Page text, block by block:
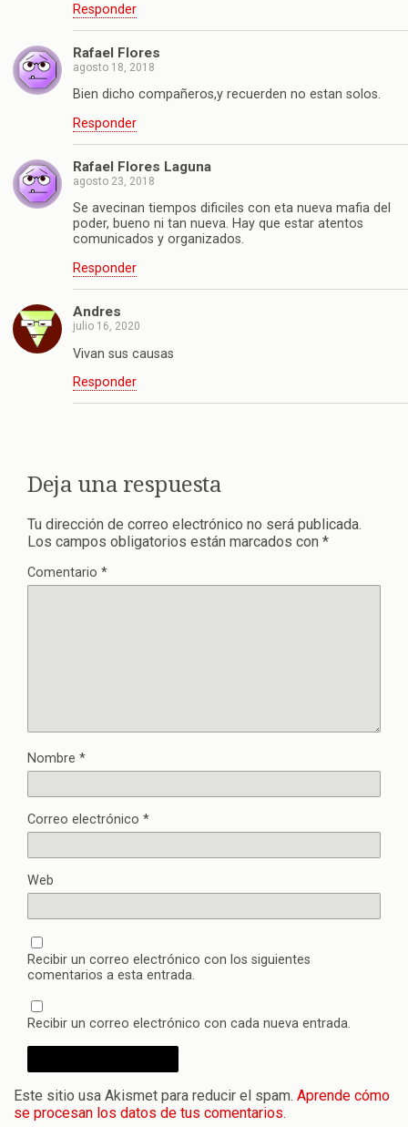
Responder
Rafael Flores
agosto 18, 2018
Bien dicho compañeros,y recuerden no estan solos.
Responder
Rafael Flores Laguna
agosto 23, 2018
Se avecinan tiempos dificiles con eta nueva mafia del
poder, bueno ni tan nueva. Hay que estar atentos
comunicados y organizados.
Responder
Andres
julio 16, 2020
Vivan sus causas
Responder
Deja una respuesta
Tu dirección de correo electrónico no será publicada.
Los campos obligatorios están marcados con *
Comentario *
Nombre *
Correo electrónico *
Web
Recibir un correo electrónico con los siguientes
comentarios a esta entrada.
Recibir un correo electrónico con cada nueva entrada.
Este sitio usa Akismet para reducir el spam. Aprende cómo
se procesan los datos de tus comentarios.